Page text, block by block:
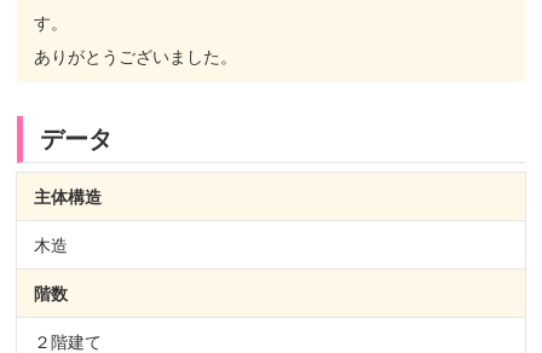
す。
ありがとうございました。
データ
主体構造
木造
階数
２階建て